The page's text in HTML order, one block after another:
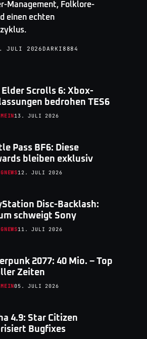
Management, Folklore-
einen echten
JULI 2026 DARKI8884
Elder Scrolls 6: Xbox-
bedrohen TES6
13. JULI 2026
Pass BF6: Diese
bleiben exklusiv
12. JULI 2026
Disc-Backlash:
schweigt Sony
11. JULI 2026
2077: 40 Mio. – Top
Zeiten
05. JULI 2026
4.9: Star Citizen
Bugfixes